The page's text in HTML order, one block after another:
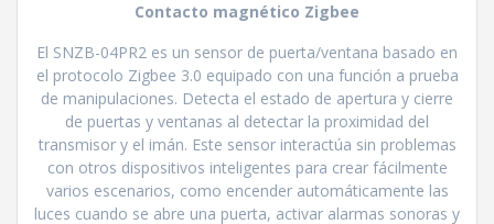
Contacto magnético Zigbee
El SNZB-04PR2 es un sensor de puerta/ventana basado en
el protocolo Zigbee 3.0 equipado con una función a prueba
de manipulaciones. Detecta el estado de apertura y cierre
de puertas y ventanas al detectar la proximidad del
transmisor y el imán. Este sensor interactúa sin problemas
con otros dispositivos inteligentes para crear fácilmente
varios escenarios, como encender automáticamente las
luces cuando se abre una puerta, activar alarmas sonoras y